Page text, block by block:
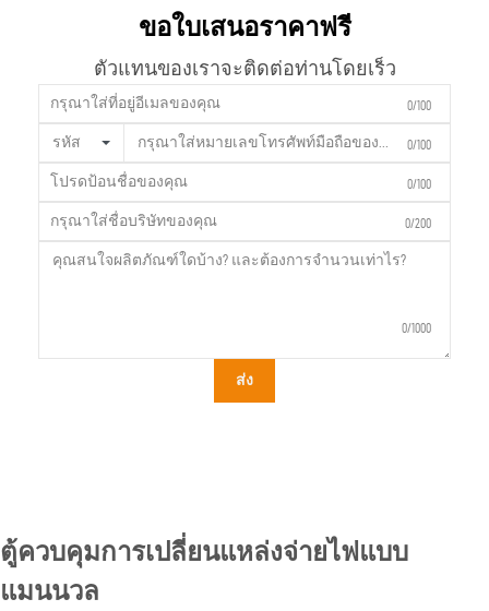
ขอใบเสนอราคาฟรี
ตัวแทนของเราจะติดต่อท่านโดยเร็ว
0/100
รหัส 0/100
0/100
0/200
0/1000
ส่ง
ตู้ควบคุมการเปลี่ยนแหล่งจ่ายไฟแบบ
แมนนวล